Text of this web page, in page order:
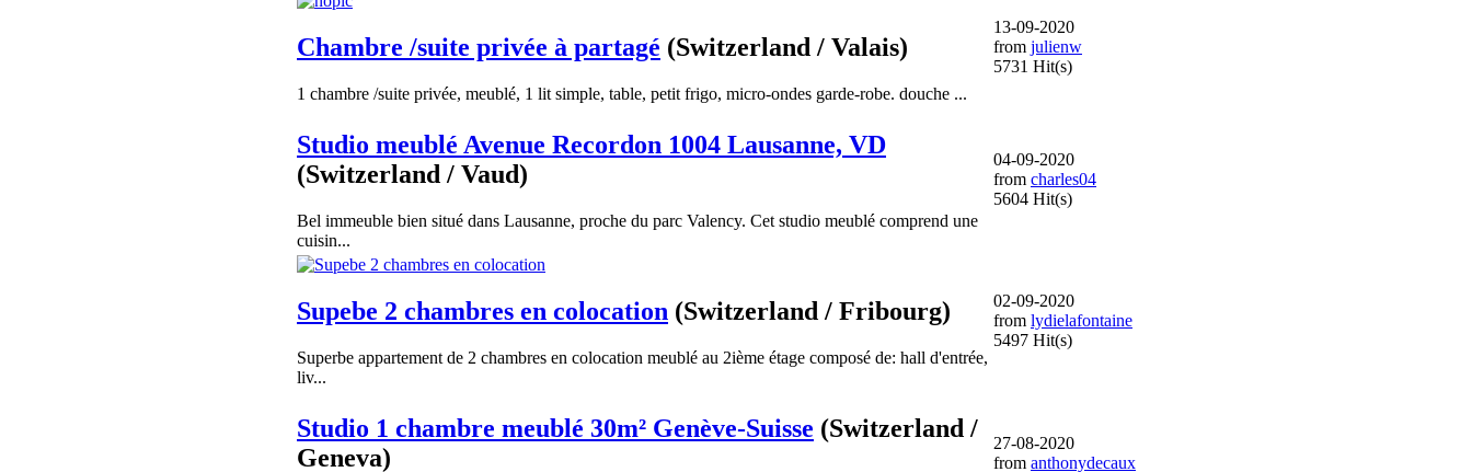
Chambre /suite privée à partagé (Switzerland / Valais)
1 chambre /suite privée, meublé, 1 lit simple, table, petit frigo, micro-ondes garde-robe. douche ...
13-09-2020
from julienw
5731 Hit(s)
Studio meublé Avenue Recordon 1004 Lausanne, VD
(Switzerland / Vaud)
Bel immeuble bien situé dans Lausanne, proche du parc Valency. Cet studio meublé comprend une
cuisin...
04-09-2020
from charles04
5604 Hit(s)
Supebe 2 chambres en colocation (Switzerland / Fribourg)
Superbe appartement de 2 chambres en colocation meublé au 2ième étage composé de: hall d'entrée,
liv...
02-09-2020
from lydielafontaine
5497 Hit(s)
Studio 1 chambre meublé 30m² Genève-Suisse (Switzerland /
Geneva)
27-08-2020
from anthonydecaux